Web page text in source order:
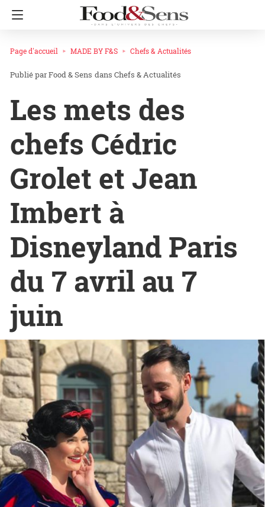
Page d'accueil MADE BY F&S Chefs & Actualités
Food & Sens dans Chefs & Actualités
Les mets des
chefs Cédric
Grolet et Jean
Imbert à
Disneyland Paris
du 7 avril au 7
juin